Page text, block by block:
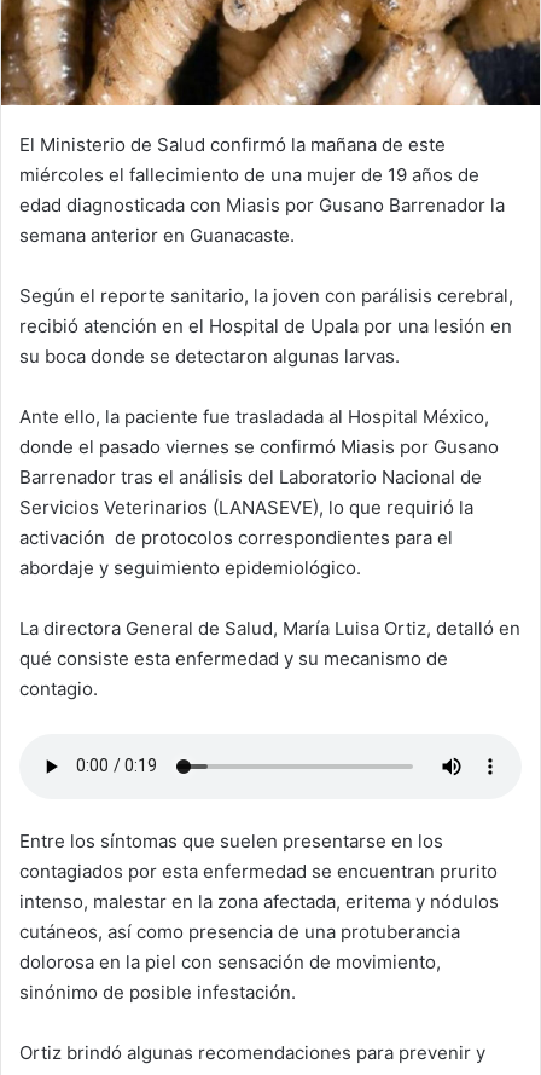
El Ministerio de Salud confirmó la mañana de este
miércoles el fallecimiento de una mujer de 19 años de
edad diagnosticada con Miasis por Gusano Barrenador la
semana anterior en Guanacaste.
Según el reporte sanitario, la joven con parálisis cerebral,
recibió atención en el Hospital de Upala por una lesión en
su boca donde se detectaron algunas larvas.
Ante ello, la paciente fue trasladada al Hospital México,
donde el pasado viernes se confirmó Miasis por Gusano
Barrenador tras el análisis del Laboratorio Nacional de
Servicios Veterinarios (LANASEVE), lo que requirió la
activación de protocolos correspondientes para el
abordaje y seguimiento epidemiológico.
La directora General de Salud, María Luisa Ortiz, detalló en
qué consiste esta enfermedad y su mecanismo de
contagio.
Entre los síntomas que suelen presentarse en los
contagiados por esta enfermedad se encuentran prurito
intenso, malestar en la zona afectada, eritema y nódulos
cutáneos, así como presencia de una protuberancia
dolorosa en la piel con sensación de movimiento,
sinónimo de posible infestación.
Ortiz brindó algunas recomendaciones para prevenir y